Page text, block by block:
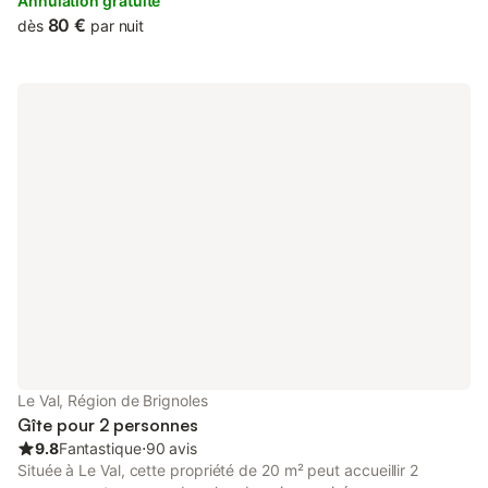
dès 80 € par nuit
Le Val, Région de Brignoles
Gîte pour 2 personnes
9.8Fantastique⋅90 avis
Située à Le Val, cette propriété de 20 m² peut accueillir 2